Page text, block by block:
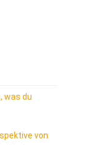
was du
von